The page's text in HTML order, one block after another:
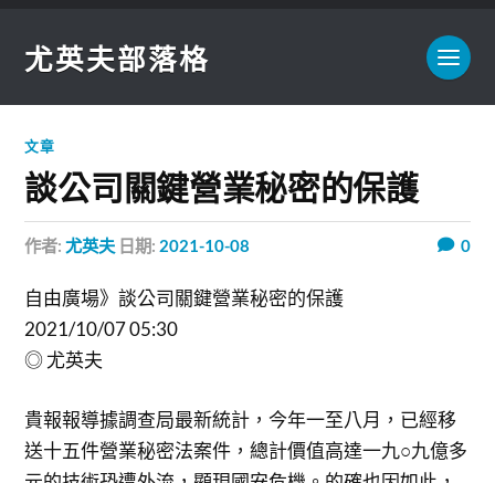
尤英夫部落格
文章
談公司關鍵營業秘密的保護
作者:尤英夫 日期: 2021-10-08 0
自由廣場》談公司關鍵營業秘密的保護
2021/10/07 05:30
◎ 尤英夫
貴報報導據調查局最新統計，今年一至八月，已經移
送十五件營業秘密法案件，總計價值高達一九○九億多